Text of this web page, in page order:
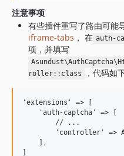
注意事项
有些插件重写了路由可能
iframe-tabs ， 在 auth-
项，并填写
roller::class
，代码如
'extensions' => [
    'auth-captcha' => [
        // ...
'controller' =>
    ],